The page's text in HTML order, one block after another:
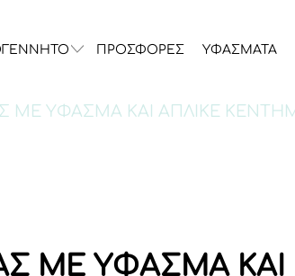
ΠΡΟΣΦΟΡΕΣ ΥΦΑΣΜΑΤΑ
ΜΕ ΥΦΑΣΜΑ ΚΑΙ ΑΠΛΙΚΕ
ΜΕ ΥΦΑΣΜΑ ΚΑΙ